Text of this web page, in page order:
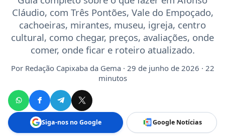
Cláudio, com Três Pontões, Vale do Empoçado,
cachoeiras, mirantes, museu, igreja, centro
cultural, como chegar, preços, avaliações, onde
comer, onde ficar e roteiro atualizado.
Por Redação Capixaba da Gema· 29 de junho de 2026 · 22
minutos
Siga-nos no Google Google Notícias